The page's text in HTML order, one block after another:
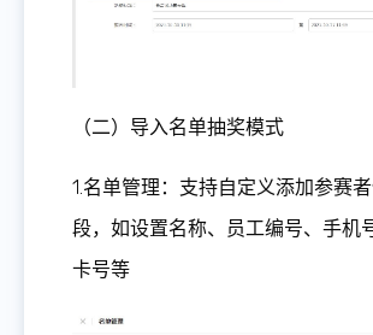
（二）导入名单抽奖模式
1.名单管理：支持自定义添加参赛
段，如设置名称、员工编号、手机
卡号等